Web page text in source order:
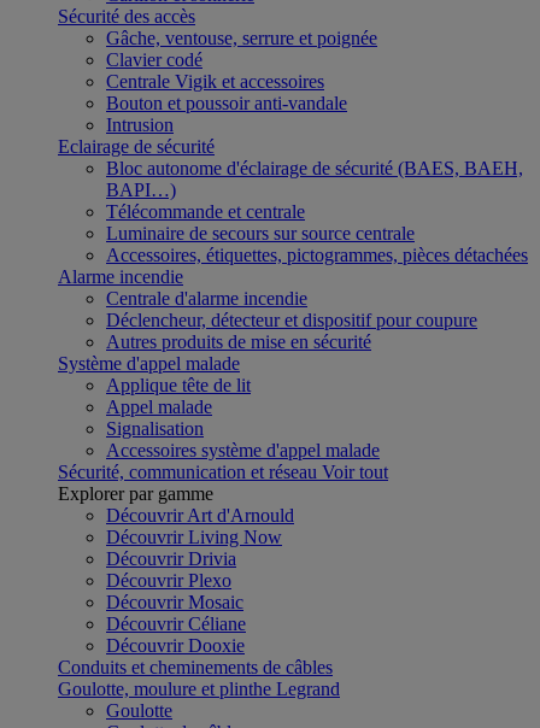
Sécurité des accès
Gâche, ventouse, serrure et poignée
Clavier codé
Centrale Vigik et accessoires
Bouton et poussoir anti-vandale
Intrusion
Eclairage de sécurité
Bloc autonome d'éclairage de sécurité (BAES, BAEH,
BAPI…)
Télécommande et centrale
Luminaire de secours sur source centrale
Accessoires, étiquettes, pictogrammes, pièces détachées
Alarme incendie
Centrale d'alarme incendie
Déclencheur, détecteur et dispositif pour coupure
Autres produits de mise en sécurité
Système d'appel malade
Applique tête de lit
Appel malade
Signalisation
Accessoires système d'appel malade
Sécurité, communication et réseau Voir tout
Explorer par gamme
Découvrir Art d'Arnould
Découvrir Living Now
Découvrir Drivia
Découvrir Plexo
Découvrir Mosaic
Découvrir Céliane
Découvrir Dooxie
Conduits et cheminements de câbles
Goulotte, moulure et plinthe Legrand
Goulotte